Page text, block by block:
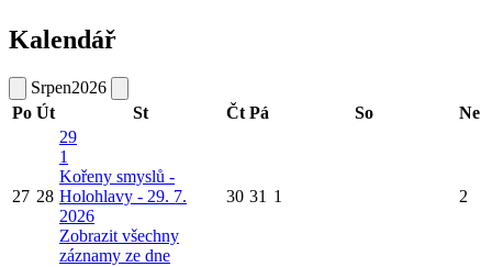
Kalendář
Srpen2026
Po Út St Čt Pá So Ne
27 28
29
1
Kořeny smyslů -
Holohlavy - 29. 7.
2026
Zobrazit všechny
záznamy ze dne
30 31 1 2